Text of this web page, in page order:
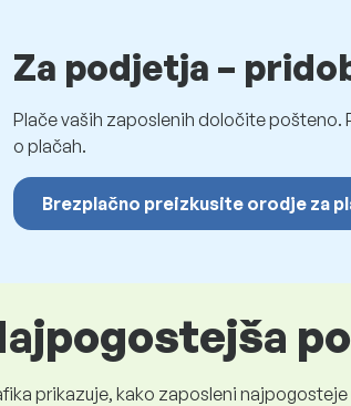
Za podjetja –
Plače vaših zaposlenih določite
o plačah.
Brezplačno preizkusite orodje za
prikazuje, kako zaposleni